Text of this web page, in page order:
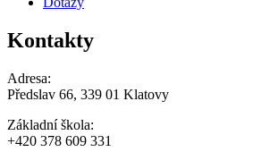
Kontakty
Adresa:
Předslav 66, 339 01 Klatovy
Základní škola:
+420 378 609 331